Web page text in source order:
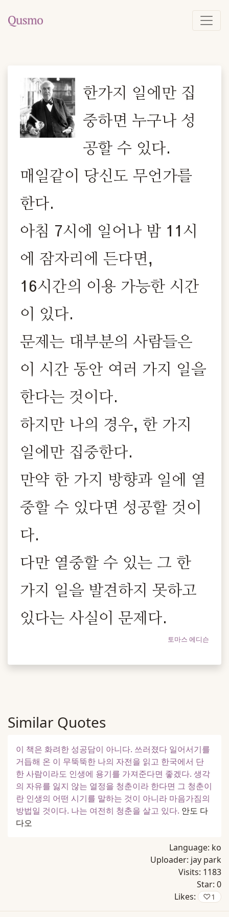
한가지 일에만 집
중하면 누구나 성
공할 수 있다.
매일같이 당신도 무언가를
한다.
아침 7시에 일어나 밤 11시
에 잠자리에 든다면,
16시간의 이용 가능한 시간
이 있다.
문제는 대부분의 사람들은
이 시간 동안 여러 가지 일을
한다는 것이다.
하지만 나의 경우, 한 가지
일에만 집중한다.
만약 한 가지 방향과 일에 열
중할 수 있다면 성공할 것이
다.
다만 열중할 수 있는 그 한
가지 일을 발견하지 못하고
있다는 사실이 문제다.
토마스 에디슨
Similar Quotes
이 책은 화려한 성공담이 아니다. 쓰러졌다 일어서기를
거듭해 온 이 무뚝뚝한 나의 자전을 읽고 한국에서 단
한 사람이라도 인생에 용기를 가져준다면 좋겠다. 생각
의 자유를 잃지 않는 열정을 청춘이라 한다면 그 청춘이
란 인생의 어떤 시기를 말하는 것이 아니라 마음가짐의
방법일 것이다. 나는 여전히 청춘을 살고 있다. 안도 다
다오
Language: ko
Uploader: jay park
Visits: 1183
Star: 0
Likes:
♡1